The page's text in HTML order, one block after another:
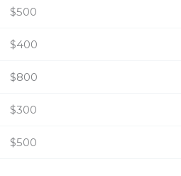
$500
$400
$800
$300
$500